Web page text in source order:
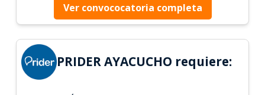
Ver convococatoria completa
PRIDER AYACUCHO requiere: